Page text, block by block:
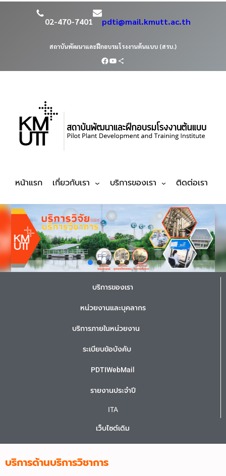
02-470-7401 pdti@mail.kmutt.ac.th
สถาบันพัฒนาและฝึกอบรมโรงงานต้นแบบ (สรบ.)
หน้าแรก เกี่ยวกับเรา บริการของเรา ติดต่อเรา
บริการของเรา
หน่วยงานและบุคลากร
บริการภายในหน่วยงาน
ระเบียบข้อบังคับ
PDTIWebMail
รายงานประจำปี
ITA
เว็บไซต์เดิม
บริการด้านบริการวิชาการ